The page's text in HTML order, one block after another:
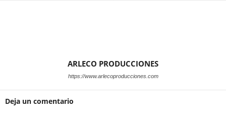
ARLECO PRODUCCIONES
https://www.arlecoproducciones.com
Deja un comentario